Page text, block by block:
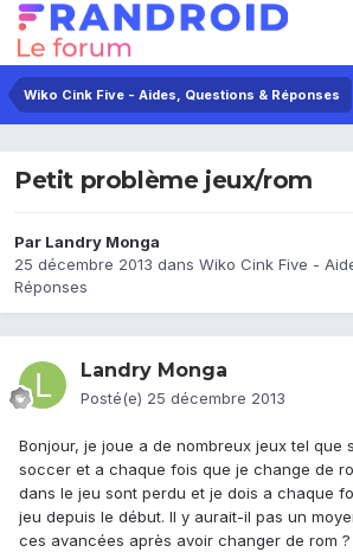
Wiko Cink Five - Aides, Questions & Réponses
Petit problème jeux/rom
Par Landry Monga
25 décembre 2013 dans Wiko Cink Five -
Réponses
Landry Monga
Posté(e) 25 décembre 2013
Bonjour, je joue a de nombreux jeux tel que
soccer et a chaque fois que je change de
dans le jeu sont perdu et je dois a chaque
jeu depuis le début. Il y aurait-il pas un
ces avancées après avoir changer de rom ?